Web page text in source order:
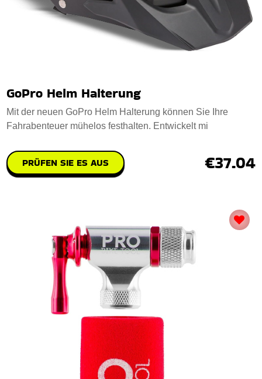
GoPro Helm Halterung
Mit der neuen GoPro Helm Halterung können Sie Ihre
Fahrabenteuer mühelos festhalten. Entwickelt mi
PRÜFEN SIE ES AUS €37.04